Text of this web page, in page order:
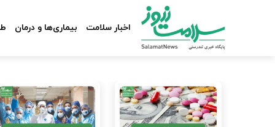
اخبار سلامت بیماری‌ها و درمان